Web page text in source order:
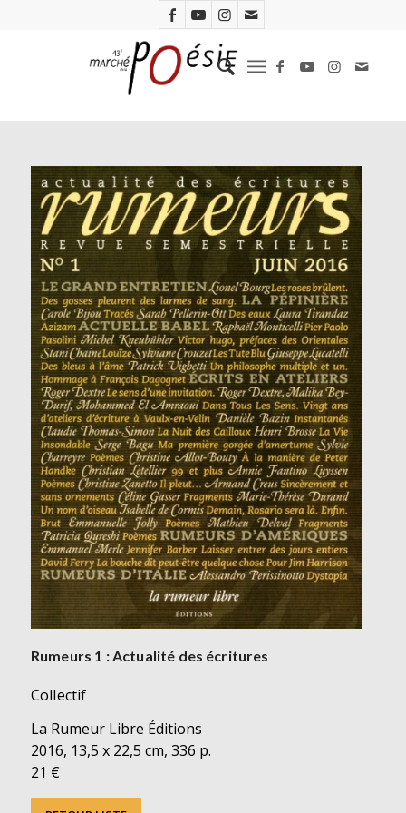
Rumeurs 1 : Actualité des écritures
Collectif
La Rumeur Libre Éditions
2016, 13,5 x 22,5 cm, 336 p.
21 €